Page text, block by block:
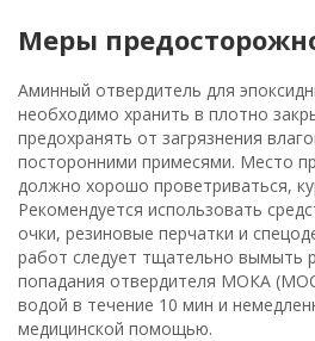
Меры
Аминный отвердитель для
необходимо хранить в плотно
предохранять от загрязнения
посторонними примесями. Место
должно хорошо проветриваться,
Рекомендуется использовать
очки, резиновые перчатки и
работ следует тщательно вымыть
попадания отвердителя МОКА
водой в течение 10 мин и
медицинской помощью.